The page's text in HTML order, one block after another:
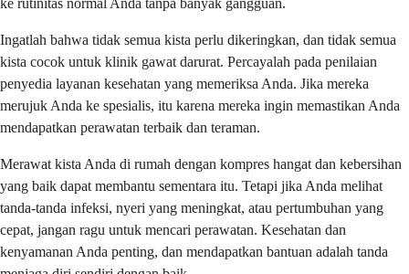
ke rutinitas normal Anda tanpa banyak gangguan.
Ingatlah bahwa tidak semua kista perlu dikeringkan, dan tidak semua
kista cocok untuk klinik gawat darurat. Percayalah pada penilaian
penyedia layanan kesehatan yang memeriksa Anda. Jika mereka
merujuk Anda ke spesialis, itu karena mereka ingin memastikan Anda
mendapatkan perawatan terbaik dan teraman.
Merawat kista Anda di rumah dengan kompres hangat dan kebersihan
yang baik dapat membantu sementara itu. Tetapi jika Anda melihat
tanda-tanda infeksi, nyeri yang meningkat, atau pertumbuhan yang
cepat, jangan ragu untuk mencari perawatan. Kesehatan dan
kenyamanan Anda penting, dan mendapatkan bantuan adalah tanda